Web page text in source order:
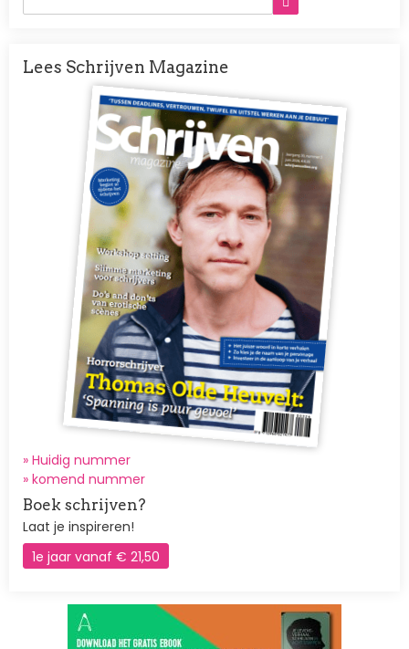
Lees Schrijven Magazine
Afbeelding
» Huidig nummer
» komend nummer
Boek schrijven?
Laat je inspireren!
1e jaar vanaf € 21,50